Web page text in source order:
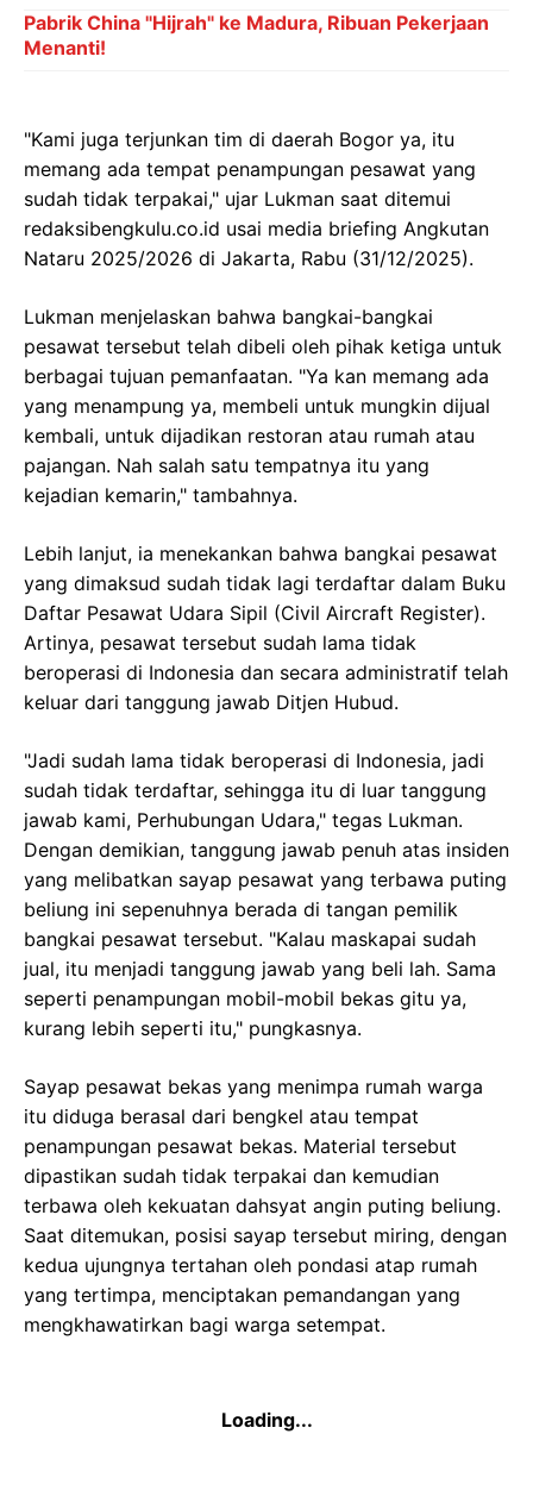
Pabrik China "Hijrah" ke Madura, Ribuan Pekerjaan
Menanti!
"Kami juga terjunkan tim di daerah Bogor ya, itu
memang ada tempat penampungan pesawat yang
sudah tidak terpakai," ujar Lukman saat ditemui
redaksibengkulu.co.id usai media briefing Angkutan
Nataru 2025/2026 di Jakarta, Rabu (31/12/2025).
Lukman menjelaskan bahwa bangkai-bangkai
pesawat tersebut telah dibeli oleh pihak ketiga untuk
berbagai tujuan pemanfaatan. "Ya kan memang ada
yang menampung ya, membeli untuk mungkin dijual
kembali, untuk dijadikan restoran atau rumah atau
pajangan. Nah salah satu tempatnya itu yang
kejadian kemarin," tambahnya.
Lebih lanjut, ia menekankan bahwa bangkai pesawat
yang dimaksud sudah tidak lagi terdaftar dalam Buku
Daftar Pesawat Udara Sipil (Civil Aircraft Register).
Artinya, pesawat tersebut sudah lama tidak
beroperasi di Indonesia dan secara administratif telah
keluar dari tanggung jawab Ditjen Hubud.
"Jadi sudah lama tidak beroperasi di Indonesia, jadi
sudah tidak terdaftar, sehingga itu di luar tanggung
jawab kami, Perhubungan Udara," tegas Lukman.
Dengan demikian, tanggung jawab penuh atas insiden
yang melibatkan sayap pesawat yang terbawa puting
beliung ini sepenuhnya berada di tangan pemilik
bangkai pesawat tersebut. "Kalau maskapai sudah
jual, itu menjadi tanggung jawab yang beli lah. Sama
seperti penampungan mobil-mobil bekas gitu ya,
kurang lebih seperti itu," pungkasnya.
Sayap pesawat bekas yang menimpa rumah warga
itu diduga berasal dari bengkel atau tempat
penampungan pesawat bekas. Material tersebut
dipastikan sudah tidak terpakai dan kemudian
terbawa oleh kekuatan dahsyat angin puting beliung.
Saat ditemukan, posisi sayap tersebut miring, dengan
kedua ujungnya tertahan oleh pondasi atap rumah
yang tertimpa, menciptakan pemandangan yang
mengkhawatirkan bagi warga setempat.
Loading...